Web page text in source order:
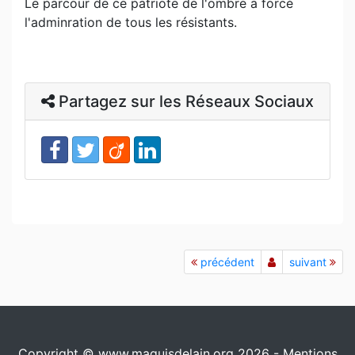
l'adminration de tous les résistants.
Partagez sur les Réseaux Sociaux
précédent suivant